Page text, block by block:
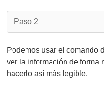
Paso 2
Podemos usar el comando
ver la información de forma
hacerlo así más legible.